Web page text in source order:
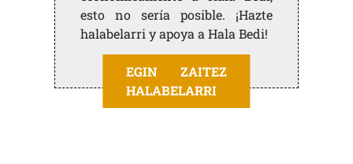
esto no sería posible. ¡Hazte
halabelarri y apoya a Hala Bedi!
EGIN ZAITEZ
HALABELARRI